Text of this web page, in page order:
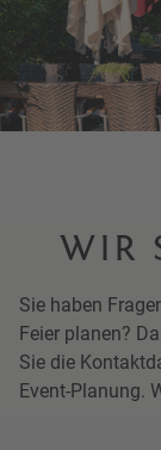
WIR
Sie haben
Feier planen?
Sie die
Event-Planung.